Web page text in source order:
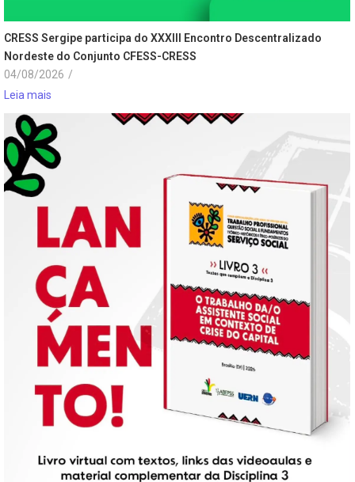
CRESS Sergipe participa do XXXIII Encontro Descentralizado
Nordeste do Conjunto CFESS-CRESS
04/08/2026 /
Leia mais